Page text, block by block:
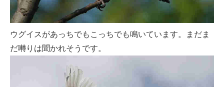
ウグイスがあっちでもこっちでも鳴いています。まだま
だ囀りは聞かれそうです。